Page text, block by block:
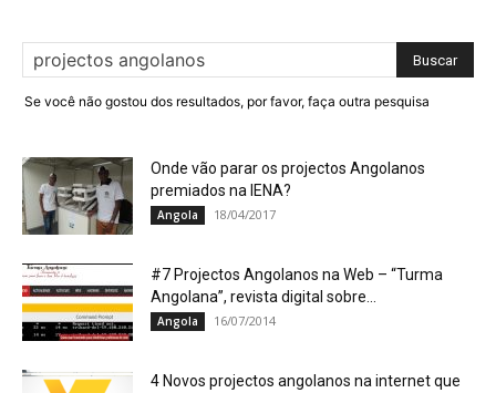
Se você não gostou dos resultados, por favor, faça outra pesquisa
Onde vão parar os projectos Angolanos
premiados na IENA?
Angola 18/04/2017
#7 Projectos Angolanos na Web – “Turma
Angolana”, revista digital sobre...
Angola 16/07/2014
4 Novos projectos angolanos na internet que